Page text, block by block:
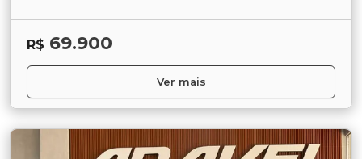
R$ 69.900
Ver mais